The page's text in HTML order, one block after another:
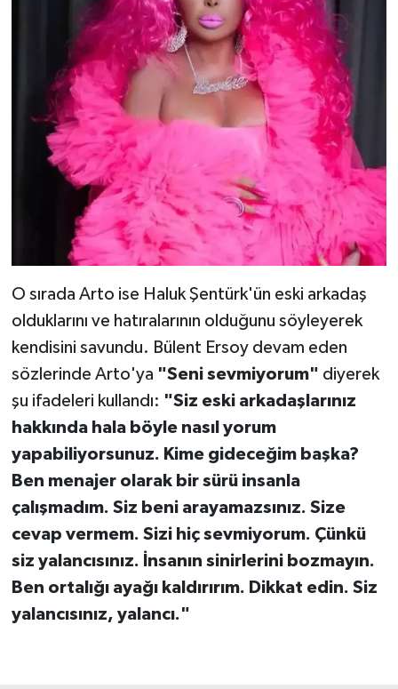
O sırada Arto ise Haluk Şentürk'ün eski arkadaş
olduklarını ve hatıralarının olduğunu söyleyerek
kendisini savundu. Bülent Ersoy devam eden
sözlerinde Arto'ya "Seni sevmiyorum" diyerek
şu ifadeleri kullandı: "Siz eski arkadaşlarınız
hakkında hala böyle nasıl yorum
yapabiliyorsunuz. Kime gideceğim başka?
Ben menajer olarak bir sürü insanla
çalışmadım. Siz beni arayamazsınız. Size
cevap vermem. Sizi hiç sevmiyorum. Çünkü
siz yalancısınız. İnsanın sinirlerini bozmayın.
Ben ortalığı ayağı kaldırırım. Dikkat edin. Siz
yalancısınız, yalancı."